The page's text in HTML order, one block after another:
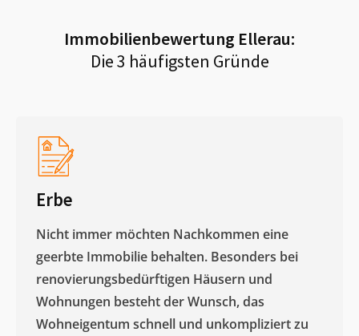
Immobilienbewertung Ellerau:
Die 3 häufigsten Gründe
Erbe
Nicht immer möchten Nachkommen eine
geerbte Immobilie behalten. Besonders bei
renovierungsbedürftigen Häusern und
Wohnungen besteht der Wunsch, das
Wohneigentum schnell und unkompliziert zu